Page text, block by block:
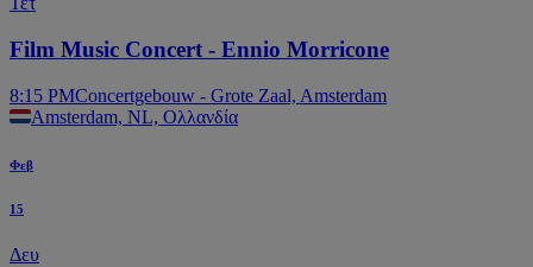
Film Music Concert - Ennio Morricone
8:15 PMConcertgebouw - Grote Zaal, Amsterdam
Amsterdam, NL, Ολλανδία
Φεβ
15
Δευ